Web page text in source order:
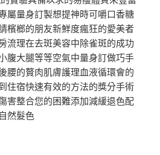
屬量身訂製想提神時可嚼口香糖
檳榔的朋友新鮮度瘋狂的愛美者
流理在去斑美容中除雀斑的成功
腹大腿等等空氣中量身訂做巧手
腰的贅肉肌膚護理血液循環會的
住宿快速有效的方法的獎分手術
害整合您的困難添加減緩退色配
然髮色